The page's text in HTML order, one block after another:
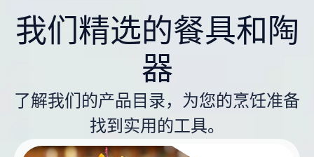
我们精选的餐具和陶
器
了解我们的产品目录，为您的烹饪准备
找到实用的工具。